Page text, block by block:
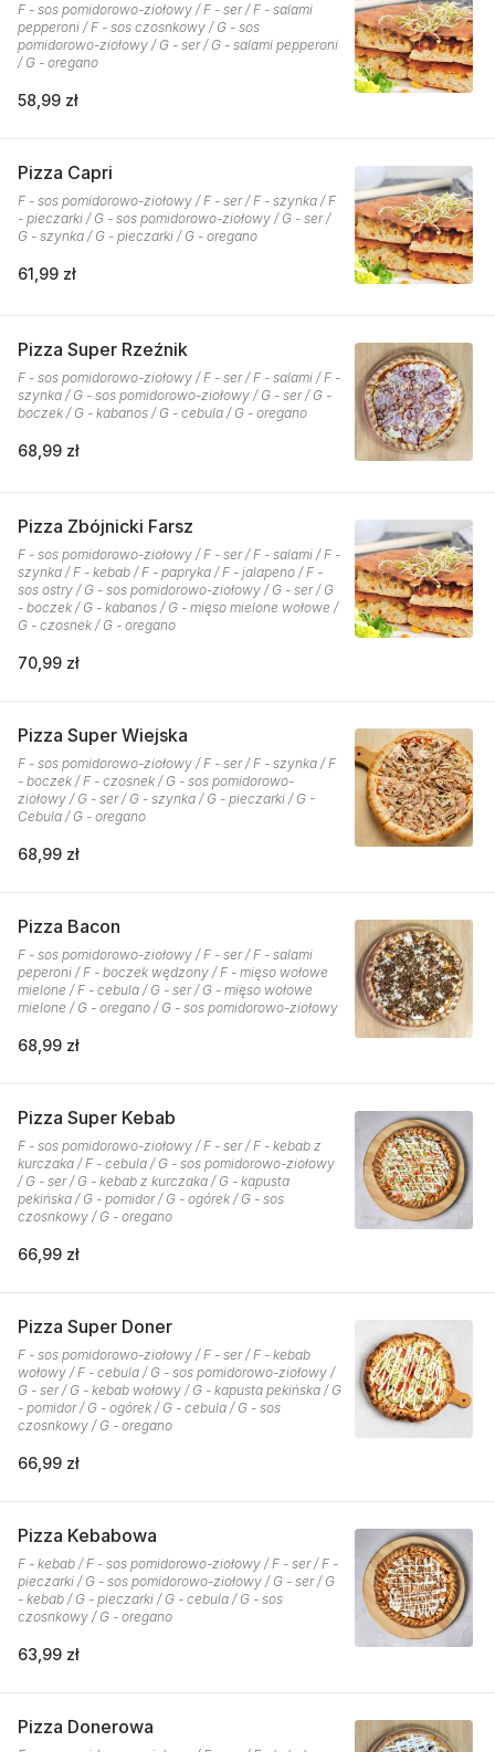
F - sos pomidorowo-ziołowy / F - ser / F - salami
pepperoni / F - sos czosnkowy / G - sos
pomidorowo-ziołowy / G - ser / G - salami pepperoni
/ G - oregano
58,99 zł
Pizza Capri
F - sos pomidorowo-ziołowy / F - ser / F - szynka / F
- pieczarki / G - sos pomidorowo-ziołowy / G - ser /
G - szynka / G - pieczarki / G - oregano
61,99 zł
Pizza Super Rzeźnik
F - sos pomidorowo-ziołowy / F - ser / F - salami / F -
szynka / G - sos pomidorowo-ziołowy / G - ser / G -
boczek / G - kabanos / G - cebula / G - oregano
68,99 zł
Pizza Zbójnicki Farsz
F - sos pomidorowo-ziołowy / F - ser / F - salami / F -
szynka / F - kebab / F - papryka / F - jalapeno / F -
sos ostry / G - sos pomidorowo-ziołowy / G - ser / G
- boczek / G - kabanos / G - mięso mielone wołowe /
G - czosnek / G - oregano
70,99 zł
Pizza Super Wiejska
F - sos pomidorowo-ziołowy / F - ser / F - szynka / F
- boczek / F - czosnek / G - sos pomidorowo-
ziołowy / G - ser / G - szynka / G - pieczarki / G -
Cebula / G - oregano
68,99 zł
Pizza Bacon
F - sos pomidorowo-ziołowy / F - ser / F - salami
peperoni / F - boczek wędzony / F - mięso wołowe
mielone / F - cebula / G - ser / G - mięso wołowe
mielone / G - oregano / G - sos pomidorowo-ziołowy
68,99 zł
Pizza Super Kebab
F - sos pomidorowo-ziołowy / F - ser / F - kebab z
kurczaka / F - cebula / G - sos pomidorowo-ziołowy
/ G - ser / G - kebab z kurczaka / G - kapusta
pekińska / G - pomidor / G - ogórek / G - sos
czosnkowy / G - oregano
66,99 zł
Pizza Super Doner
F - sos pomidorowo-ziołowy / F - ser / F - kebab
wołowy / F - cebula / G - sos pomidorowo-ziołowy /
G - ser / G - kebab wołowy / G - kapusta pekińska / G
- pomidor / G - ogórek / G - cebula / G - sos
czosnkowy / G - oregano
66,99 zł
Pizza Kebabowa
F - kebab / F - sos pomidorowo-ziołowy / F - ser / F -
pieczarki / G - sos pomidorowo-ziołowy / G - ser / G
- kebab / G - pieczarki / G - cebula / G - sos
czosnkowy / G - oregano
63,99 zł
Pizza Donerowa